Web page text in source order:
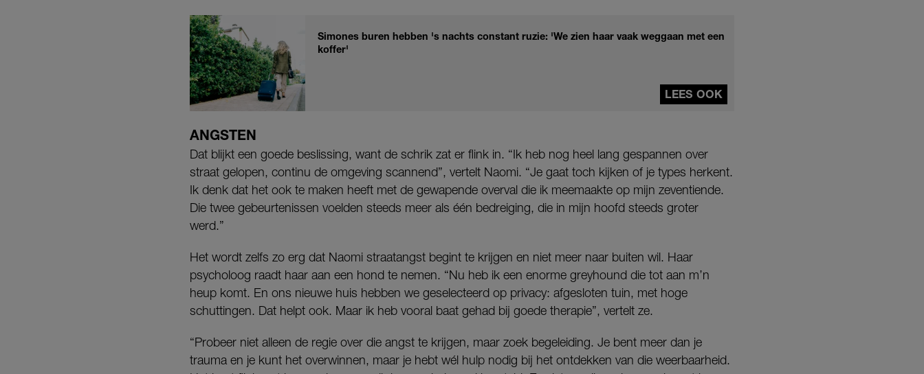
Simones buren hebben 's nachts constant ruzie: 'We zien haar vaak weggaan met een
koffer'
LEES OOK
ANGSTEN
Dat blijkt een goede beslissing, want de schrik zat er flink in. “Ik heb nog heel lang gespannen over
straat gelopen, continu de omgeving scannend”, vertelt Naomi. “Je gaat toch kijken of je types herkent.
Ik denk dat het ook te maken heeft met de gewapende overval die ik meemaakte op mijn zeventiende.
Die twee gebeurtenissen voelden steeds meer als één bedreiging, die in mijn hoofd steeds groter
werd.”
Het wordt zelfs zo erg dat Naomi straatangst begint te krijgen en niet meer naar buiten wil. Haar
psycholoog raadt haar aan een hond te nemen. “Nu heb ik een enorme greyhound die tot aan m’n
heup komt. En ons nieuwe huis hebben we geselecteerd op privacy: afgesloten tuin, met hoge
schuttingen. Dat helpt ook. Maar ik heb vooral baat gehad bij goede therapie”, vertelt ze.
“Probeer niet alleen de regie over die angst te krijgen, maar zoek begeleiding. Je bent meer dan je
trauma en je kunt het overwinnen, maar je hebt wél hulp nodig bij het ontdekken van die weerbaarheid.